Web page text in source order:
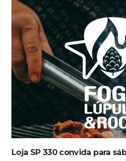
Loja SP 330 convida para